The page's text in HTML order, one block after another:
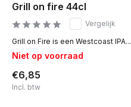
Grill on fire 44cl
Vergelijk
Grill on Fire is een Westcoast IPA...
Niet op voorraad
€6,85
Incl. btw